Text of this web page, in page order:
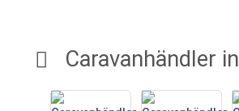
Caravanhändler